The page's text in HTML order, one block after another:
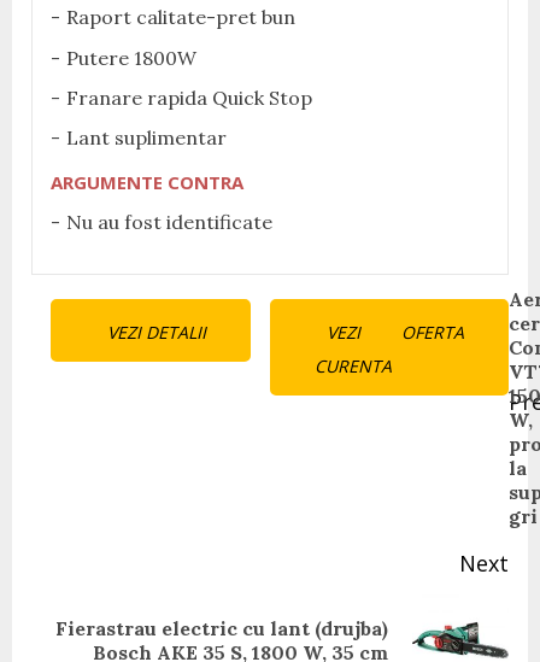
Raport calitate-pret bun
Putere 1800W
Franare rapida Quick Stop
Lant suplimentar
ARGUMENTE CONTRA
Nu au fost identificate
VEZI DETALII
VEZI OFERTA
CURENTA
Continue
Reading
W,
la
gri
Next
Next
Fierastrau electric cu lant (drujba)
Bosch AKE 35 S, 1800 W, 35 cm